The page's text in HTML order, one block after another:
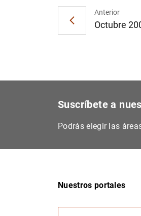
Anterior
Octubre
Suscríbete a
Podrás elegir las
Nuestros portales